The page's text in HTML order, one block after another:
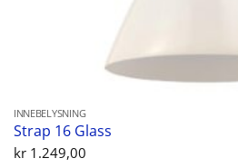
INNEBELYSNING
Strap 16 Glass
kr1.249,00